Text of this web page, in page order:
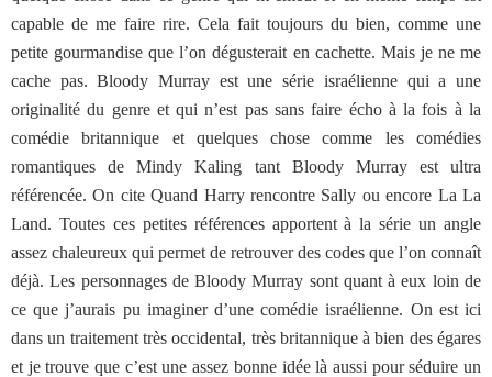
capable de me faire rire. Cela fait toujours du bien, comme une
petite gourmandise que l’on dégusterait en cachette. Mais je ne me
cache pas. Bloody Murray est une série israélienne qui a une
originalité du genre et qui n’est pas sans faire écho à la fois à la
comédie britannique et quelques chose comme les comédies
romantiques de Mindy Kaling tant Bloody Murray est ultra
référencée. On cite Quand Harry rencontre Sally ou encore La La
Land. Toutes ces petites références apportent à la série un angle
assez chaleureux qui permet de retrouver des codes que l’on connaît
déjà. Les personnages de Bloody Murray sont quant à eux loin de
ce que j’aurais pu imaginer d’une comédie israélienne. On est ici
dans un traitement très occidental, très britannique à bien des égares
et je trouve que c’est une assez bonne idée là aussi pour séduire un